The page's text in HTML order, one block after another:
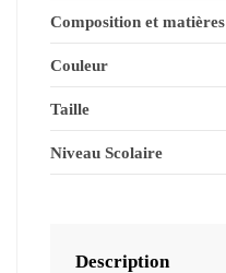
Composition et matières
Couleur
Taille
Niveau Scolaire
Description